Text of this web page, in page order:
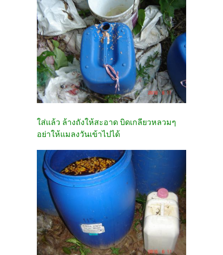
ใส่แล้ว ล้างถังให้สะอาด บิดเกลียวหลวมๆ
อย่าให้แมลงวันเข้าไปได้